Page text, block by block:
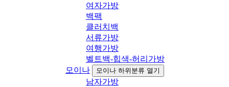
여자가방
백팩
클러치백
서류가방
여행가방
벨트백-힙색-허리가방
모이나
모이나 하위분류 열기
남자가방